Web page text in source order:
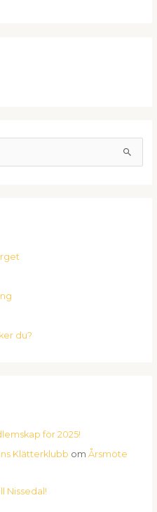
du?
för 2025!
Klätterklubb om Årsmöte
Nissedal!